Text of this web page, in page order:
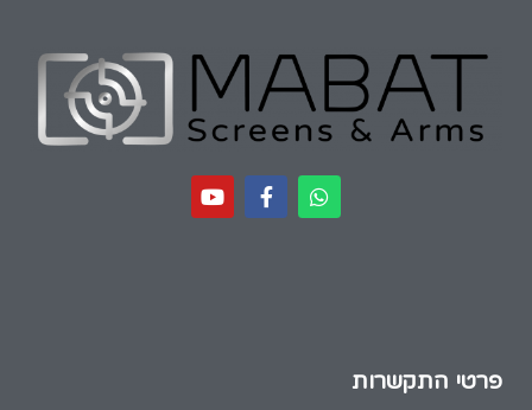
פרטי התקשרות